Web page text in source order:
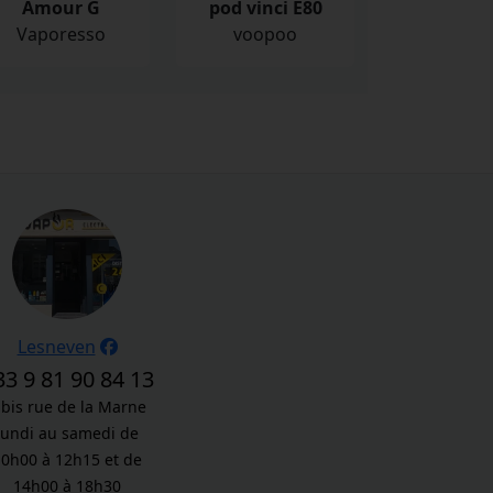
Amour G
Vaporesso
pod vinci E80
voopoo
Lesneven
9 81 90 84 13
rue de la Marne
au samedi de
à 12h15 et de
14h00 à 18h30